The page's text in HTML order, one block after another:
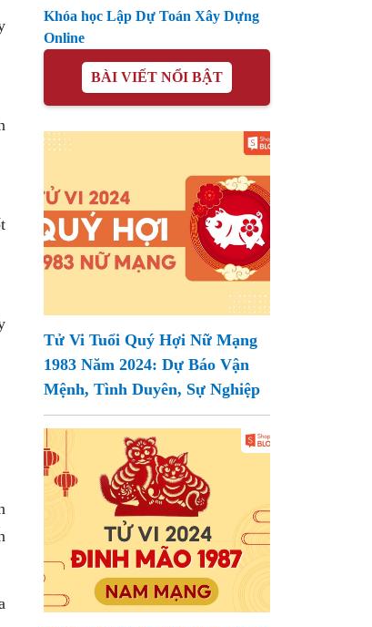
Khóa học Lập Dự Toán Xây Dựng
Online
BÀI VIẾT NỔI BẬT
Tử Vi Tuổi Quý Hợi Nữ Mạng
1983 Năm 2024: Dự Báo Vận
Mệnh, Tình Duyên, Sự Nghiệp